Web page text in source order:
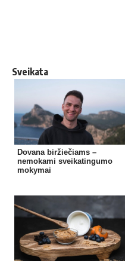
Sveikata
Dovana biržiečiams –
nemokami sveikatingumo
mokymai